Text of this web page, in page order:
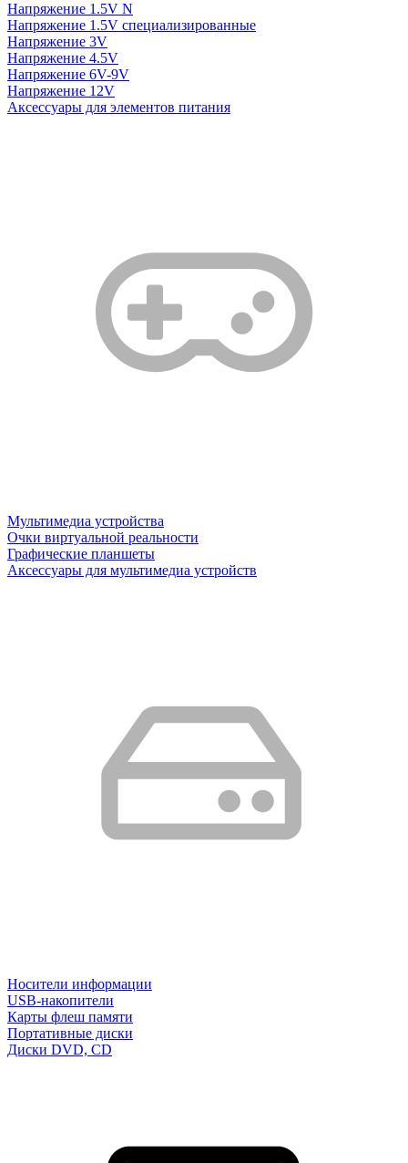
Напряжение 1.5V N
Напряжение 1.5V специализированные
Напряжение 3V
Напряжение 4.5V
Напряжение 6V-9V
Напряжение 12V
Аксессуары для элементов питания
Мультимедиа устройства
Очки виртуальной реальности
Графические планшеты
Аксессуары для мультимедиа устройств
Носители информации
USB-накопители
Карты флеш памяти
Портативные диски
Диски DVD, CD